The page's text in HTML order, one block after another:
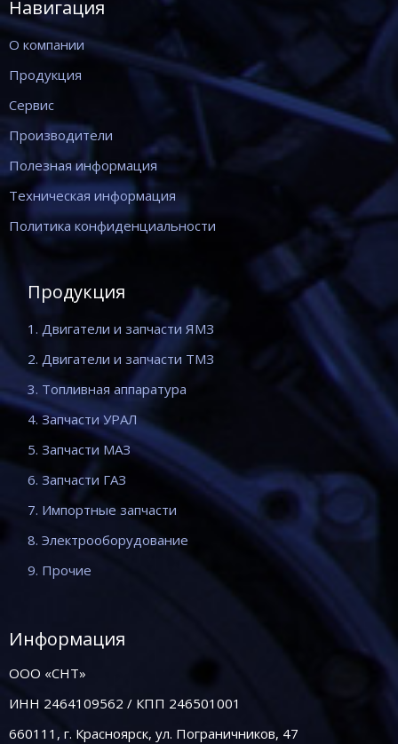
Навигация
О компании
Продукция
Сервис
Производители
Полезная информация
Техническая информация
Политика конфиденциальности
Продукция
1. Двигатели и запчасти ЯМЗ
2. Двигатели и запчасти ТМЗ
3. Топливная аппаратура
4. Запчасти УРАЛ
5. Запчасти МАЗ
6. Запчасти ГАЗ
7. Импортные запчасти
8. Электрооборудование
9. Прочие
Информация
ООО «СНТ»
ИНН 2464109562 / КПП 246501001
660111, г. Красноярск, ул. Пограничников, 47